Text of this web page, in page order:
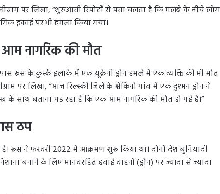
पर लिखा, “शुरुआती रिपोर्टों से पता चलता है कि मलबे के नीचे लोग
इकाई पर भी हमला किया गया।
नागरिक की मौत
रूस के कुर्स्क इलाके में एक यूक्रेनी ड्रोन हमले में एक व्यक्ति की भी मौत
पर लिखा, “आज रिल्स्की जिले के श्चेकिनो गांव में एक दुश्मन ड्रोन ने
साथ बताना पड़ रहा है कि एक आम नागरिक की मौत हो गई है।”
ठप
रूस ने फरवरी 2022 में आक्रमण शुरू किया था। दोनों देश बुनियादी
बनाने के लिए मानवरहित हवाई वाहनों (ड्रोन) पर ज्यादा से ज्यादा